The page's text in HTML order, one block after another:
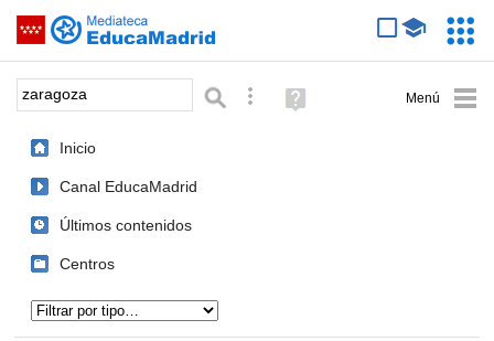
Saltar navegación
Palabra o frase: Búsqueda avanzada
Ayuda
(en
Inicio
Canal EducaMadrid
Últimos contenidos
Centros